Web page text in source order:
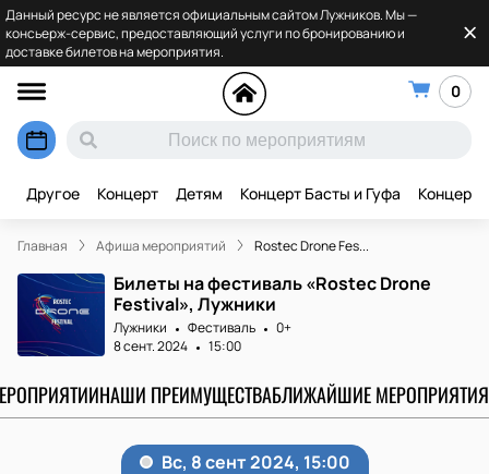
Данный ресурс не является официальным сайтом Лужников. Мы —
консьерж-сервис, предоставляющий услуги по бронированию и
доставке билетов на мероприятия.
0
Другое Концерт Детям Концерт Басты и Гуфа Концерт
Главная Афиша мероприятий Rostec Drone Fes...
Билеты на фестиваль «Rostec Drone
Festival», Лужники
Лужники Фестиваль
0+
8 сент. 2024
15:00
НАШИ ПРЕИМУЩЕСТВАБЛИЖАЙШИЕ МЕРОПРИЯТИЯ